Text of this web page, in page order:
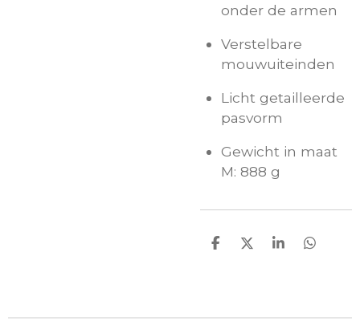
onder de armen
Verstelbare
mouwuiteinden
Licht getailleerde
pasvorm
Gewicht in maat
M: 888 g
D
D
S
D